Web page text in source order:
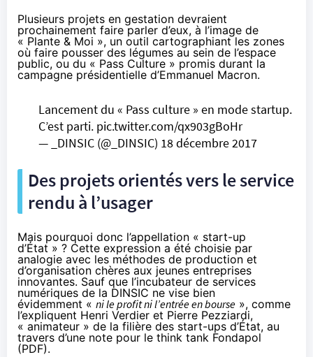
Plusieurs projets en gestation devraient
prochainement faire parler d’eux, à l’image de
« Plante & Moi », un outil cartographiant les zones
où faire pousser des légumes au sein de l’espace
public, ou du « Pass Culture » promis durant la
campagne présidentielle d’Emmanuel Macron.
Lancement du « Pass culture » en mode startup.
C’est parti. pic.twitter.com/qx903gBoHr
— _DINSIC (@_DINSIC) 18 décembre 2017
Des projets orientés vers le service
rendu à l’usager
Mais pourquoi donc l’appellation « start-up
d’État » ? Cette expression a été choisie par
analogie avec les méthodes de production et
d’organisation chères aux jeunes entreprises
innovantes. Sauf que l’incubateur de services
numériques de la DINSIC ne vise bien
évidemment « ni le profit ni l’entrée en bourse », comme
l’expliquent Henri Verdier et Pierre Pezziardi,
« animateur » de la filière des start-ups d’État, au
travers d’une note pour le think tank Fondapol
(PDF).